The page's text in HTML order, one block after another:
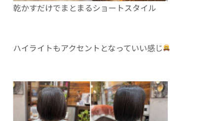
乾かすだけでまとまるショートスタイル
ハイライトもアクセントとなっていい感じ